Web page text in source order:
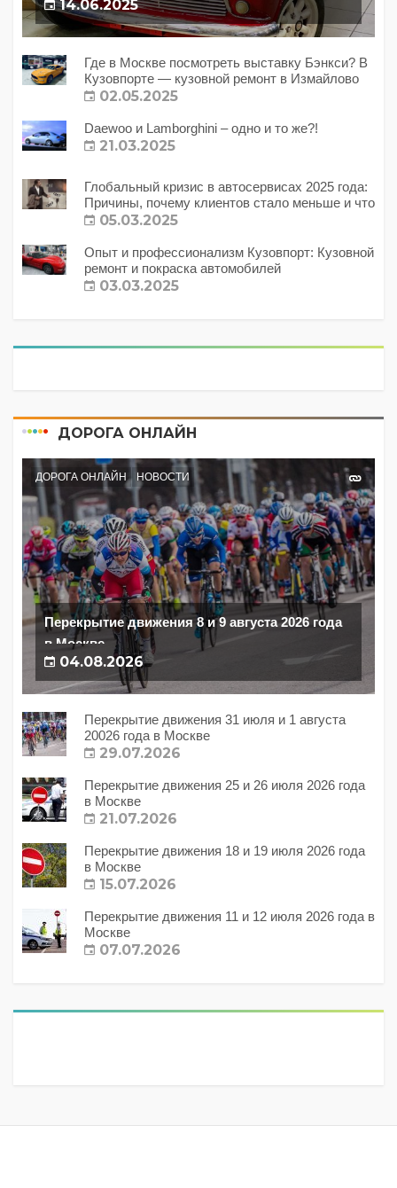
14.06.2025
Где в Москве посмотреть выставку Бэнкси? В
Кузовпорте — кузовной ремонт в Измайлово
02.05.2025
Daewoo и Lamborghini – одно и то же?!
21.03.2025
Глобальный кризис в автосервисах 2025 года:
Причины, почему клиентов стало меньше и что
с этим делать?
05.03.2025
Опыт и профессионализм Кузовпорт: Кузовной
ремонт и покраска автомобилей
03.03.2025
ДОРОГА ОНЛАЙН
ДОРОГА ОНЛАЙН НОВОСТИ
Перекрытие движения 8 и 9 августа 2026 года
в Москве
04.08.2026
Перекрытие движения 31 июля и 1 августа
20026 года в Москве
29.07.2026
Перекрытие движения 25 и 26 июля 2026 года
в Москве
21.07.2026
Перекрытие движения 18 и 19 июля 2026 года
в Москве
15.07.2026
Перекрытие движения 11 и 12 июля 2026 года в
Москве
07.07.2026